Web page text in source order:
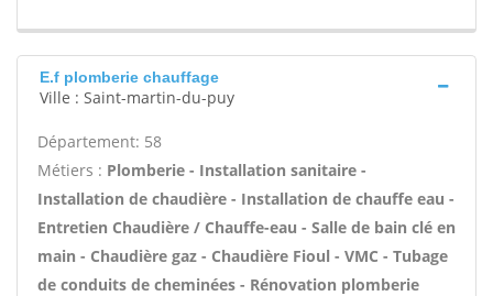
E.f plomberie chauffage
Ville : Saint-martin-du-puy
Département: 58
Métiers : Plomberie - Installation sanitaire -
Installation de chaudière - Installation de chauffe eau -
Entretien Chaudière / Chauffe-eau - Salle de bain clé en
main - Chaudière gaz - Chaudière Fioul - VMC - Tubage
de conduits de cheminées - Rénovation plomberie